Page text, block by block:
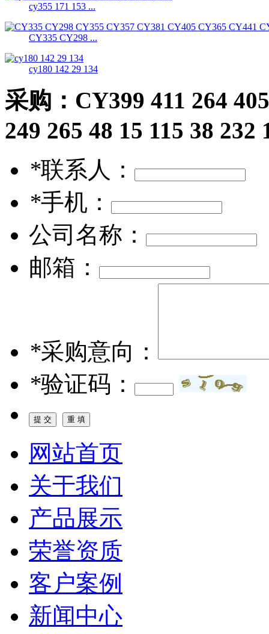
cy355 171 153 ...
CY335 CY298 ...
cy180 142 29 134
采购： CY399 411 264
249 265 48 15 115 38 232
*联系人：
*手机：
公司名称：
邮箱：
*采购意向：
*验证码：
网站首页
关于我们
产品展示
荣誉资质
客户案例
新闻中心